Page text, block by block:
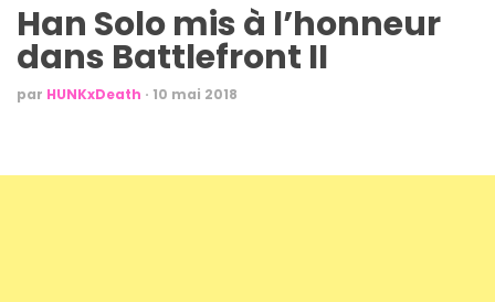
Han Solo mis à l’honneur
dans Battlefront II
par HUNKxDeath · 10 mai 2018